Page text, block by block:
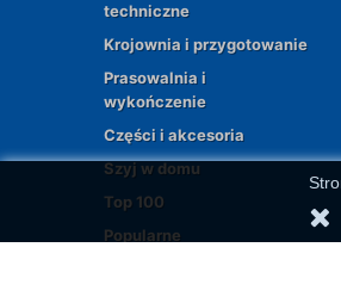
techniczne
Krojownia i przygotowanie
Prasowalnia i
wykończenie
Części i akcesoria
Szyj w domu
Top 100
Popularne